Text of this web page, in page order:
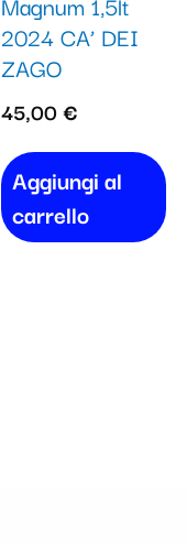
2024 CA’ DEI
ZAGO
45,00€
Aggiungi al
carrello